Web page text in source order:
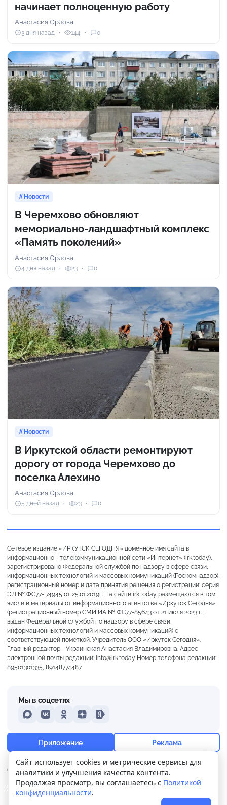
+18° Слабая морось
Ощущается как +18
1 м/с 758 мм 93%
начинает полноценную работу
Анастасия Орлова
3 дня назад 144 0
Новости
В Черемхово обновляют
мемориально-ландшафтный комплекс
«Память поколений»
Анастасия Орлова
4 дня назад 23 0
Новости
В Иркутской области ремонтируют
дорогу от города Черемхово до
поселка Алехино
Анастасия Орлова
5 дней назад 23 0
Сетевое издание «ИРКУТСК СЕГОДНЯ» доменное имя сайта в
информационно - телекоммуникационной сети «Интернет» (irk.today),
зарегистрировано Федеральной службой по надзору в сфере связи,
информационных технологий и массовых коммуникаций (Роскомнадзор),
регистрационный номер и дата принятия решения о регистрации: серия
ЭЛ № ФС77- 74945 от 25.01.2019г. На сайте irk.today размещаются в том
числе и материалы от информационного агентства «Иркутск Сегодня»
(регистрационный номер СМИ ИА № ФС77-85643 от 21 июля 2023 г.,
выдан Федеральной службой по надзору в сфере связи,
информационных технологий и массовых коммуникаций) с
соответствующей пометкой. Учредитель ООО «Иркутск Сегодня».
Главный редактор - Украинская Анастасия Владимировна. Адрес
электронной почты редакции: info@irk.today Номер телефона редакции:
89501301335, 89148774487
О нас Контакты Прислать новость
Реклама
Политика
конфиденциальности
Мы в соцсетях
MAXVKontakteOdnoklassniki
DzenYandex
Приложение Реклама
Сайт использует cookies и метрические сервисы для
аналитики и улучшения качества контента.
Продолжая просмотр, вы соглашаетесь с Политикой
конфиденциальности.